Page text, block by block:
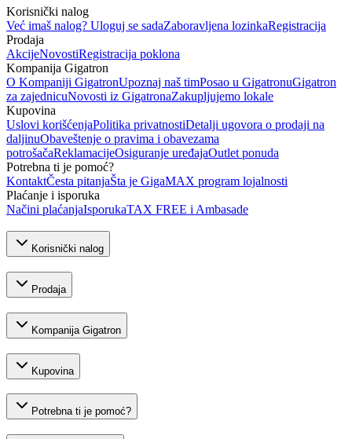
Korisnički nalog
Već imaš nalog? Uloguj se sadaZaboravljena lozinkaRegistracija
Prodaja
AkcijeNovostiRegistracija poklona
Kompanija Gigatron
O Kompaniji GigatronUpoznaj naš timPosao u GigatronuGigatron
za zajednicuNovosti iz GigatronaZakupljujemo lokale
Kupovina
Uslovi korišćenjaPolitika privatnostiDetalji ugovora o prodaji na
daljinuObaveštenje o pravima i obavezama
potrošačaReklamacijeOsiguranje uređajaOutlet ponuda
Potrebna ti je pomoć?
KontaktČesta pitanjaŠta je GigaMAX program lojalnosti
Plaćanje i isporuka
Načini plaćanjaIsporukaTAX FREE i Ambasade
Korisnički nalog
Prodaja
Kompanija Gigatron
Kupovina
Potrebna ti je pomoć?